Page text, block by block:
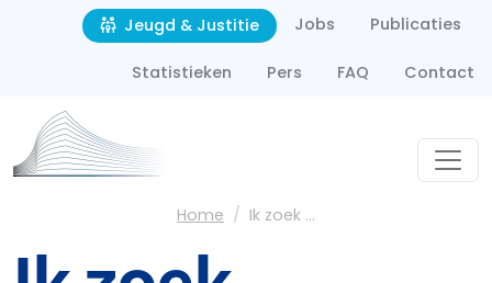
Overslaan en naar de inhoud gaan
Second navigation
Jeugd & Justitie Jobs Publicaties
Statistieken Pers FAQ Contact
Kruimelpad
Home Ik zoek ...